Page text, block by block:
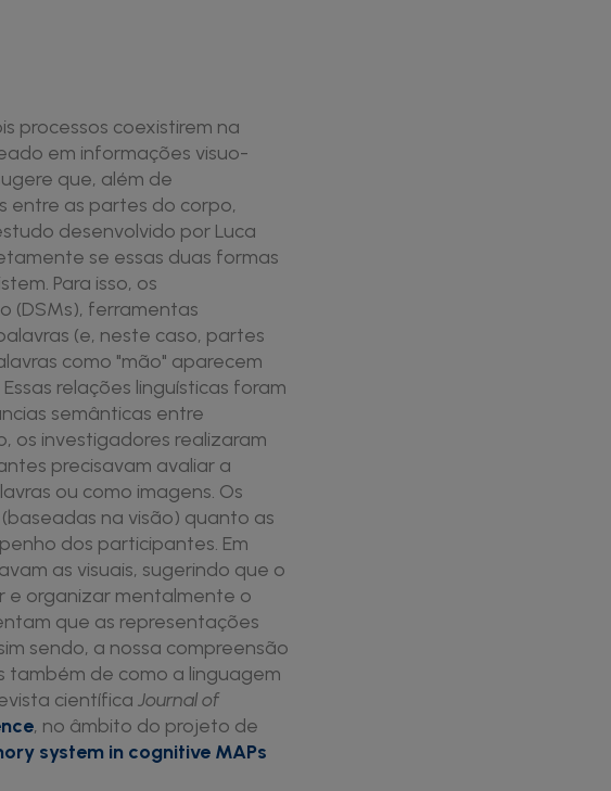
processos coexistirem na
em informações visuo-
que, além de
entre as partes do corpo,
desenvolvido por Luca
se essas duas formas
Para isso, os
(DSMs), ferramentas
(e, neste caso, partes
como "mão" aparecem
relações linguísticas foram
semânticas entre
os investigadores realizaram
precisavam avaliar a
ou como imagens. Os
na visão) quanto as
dos participantes. Em
as visuais, sugerindo que o
e organizar mentalmente o
que as representações
sendo, a nossa compreensão
também de como a linguagem
científica Journal of
, no âmbito do projeto de
system in cognitive MAPs